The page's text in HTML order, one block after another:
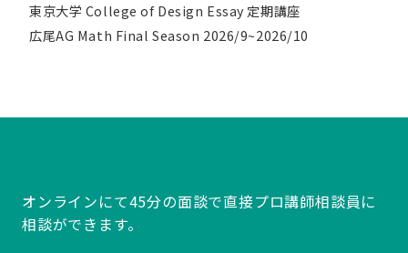
東京大学 College of Design Essay 定期講座
広尾AG Math Final Season 2026/9~2026/10
オンラインにて45分の面談で直接プロ講師相談員に
相談ができます。